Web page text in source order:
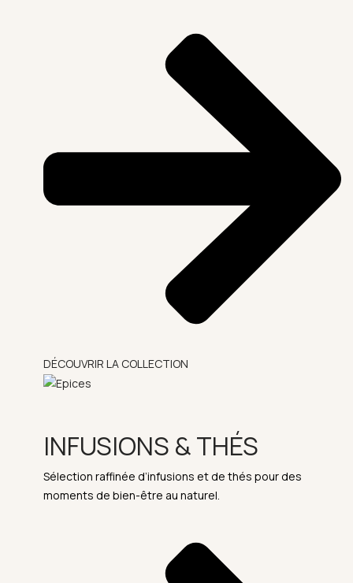
DÉCOUVRIR LA COLLECTION
INFUSIONS & THÉS
Sélection raffinée d’infusions et de thés pour des
moments de bien-être au naturel.